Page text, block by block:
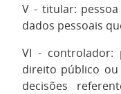
V - titular:
dados pessoais
VI - controlador:
direito público
decisões